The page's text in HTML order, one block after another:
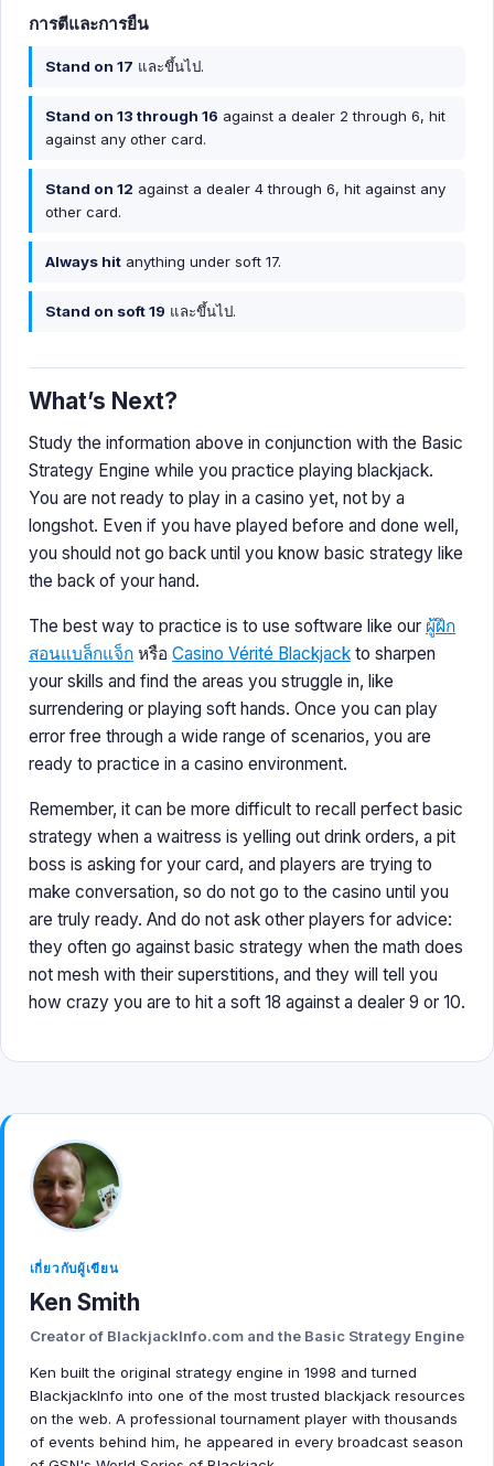
การตีและการยืน
Stand on 17 และขึ้นไป.
Stand on 13 through 16 against a dealer 2 through 6, hit
against any other card.
Stand on 12 against a dealer 4 through 6, hit against any
other card.
Always hitanything under soft 17.
Stand on soft 19 และขึ้นไป.
What’s Next?
Study the information above in conjunction with the Basic
Strategy Engine while you practice playing blackjack.
You are not ready to play in a casino yet, not by a
longshot. Even if you have played before and done well,
you should not go back until you know basic strategy like
the back of your hand.
The best way to practice is to use software like our ผู้ฝึก
สอนแบล็กแจ็กหรือ Casino Vérité Blackjackto sharpen
your skills and find the areas you struggle in, like
surrendering or playing soft hands. Once you can play
error free through a wide range of scenarios, you are
ready to practice in a casino environment.
Remember, it can be more difficult to recall perfect basic
strategy when a waitress is yelling out drink orders, a pit
boss is asking for your card, and players are trying to
make conversation, so do not go to the casino until you
are truly ready. And do not ask other players for advice:
they often go against basic strategy when the math does
not mesh with their superstitions, and they will tell you
how crazy you are to hit a soft 18 against a dealer 9 or 10.
เกี่ยวกับผู้เขียน
Ken Smith
Creator of BlackjackInfo.com and the Basic Strategy Engine
Ken built the original strategy engine in 1998 and turned
BlackjackInfo into one of the most trusted blackjack resources
on the web. A professional tournament player with thousands
of events behind him, he appeared in every broadcast season